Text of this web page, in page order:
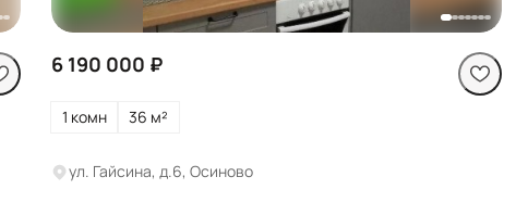
6 190 000 ₽
1 комн 36 м²
ул. Гайсина, д.6, Осиново